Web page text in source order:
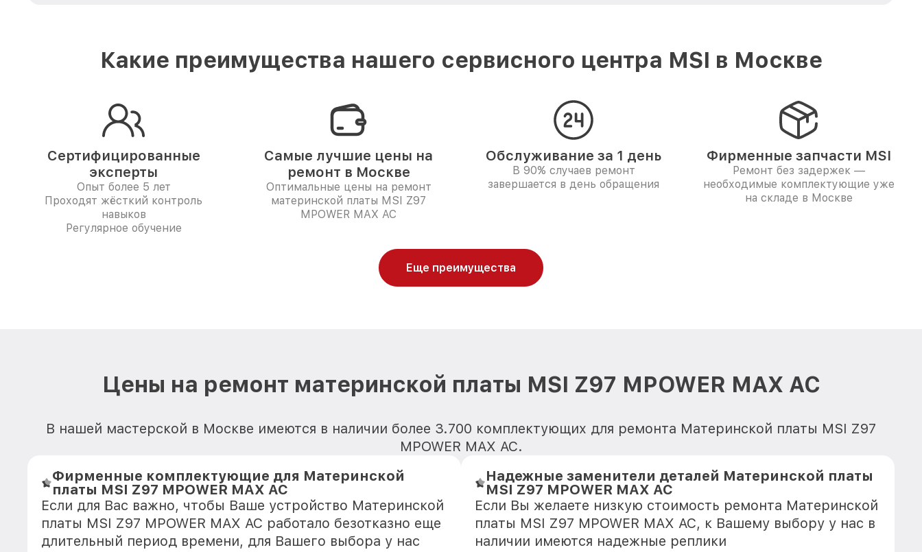
Какие преимущества нашего сервисного центра MSI в Москве
Сертифицированные
эксперты
Опыт более 5 лет
Проходят жёсткий контроль
навыков
Регулярное обучение
Самые лучшие цены на
ремонт в Москве
Оптимальные цены на ремонт
материнской платы MSI Z97
MPOWER MAX AC
Обслуживание за 1 день
В 90% случаев ремонт
завершается в день обращения
Фирменные запчасти MSI
Ремонт без задержек —
необходимые комплектующие уже
на складе в Москве
Еще преимущества
Цены на ремонт материнской платы MSI Z97 MPOWER MAX AC
В нашей мастерской в Москве имеются в наличии более 3.700 комплектующих для ремонта Материнской платы MSI Z97
MPOWER MAX AC.
Фирменные комплектующие для Материнской
платы MSI Z97 MPOWER MAX AC
Если для Вас важно, чтобы Ваше устройство Материнской
платы MSI Z97 MPOWER MAX AC работало безотказно еще
длительный период времени, для Вашего выбора у нас
Надежные заменители деталей Материнской платы
MSI Z97 MPOWER MAX AC
Если Вы желаете низкую стоимость ремонта Материнской
платы MSI Z97 MPOWER MAX AC, к Вашему выбору у нас в
наличии имеются надежные реплики